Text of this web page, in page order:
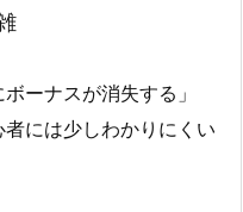
ーナスが消失する」
者には少しわかりにくい